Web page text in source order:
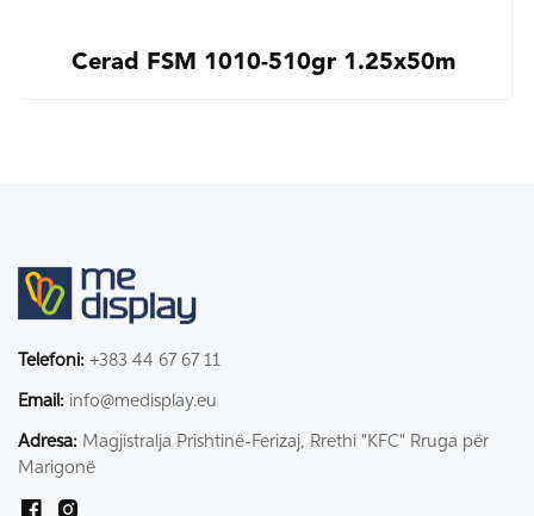
Cerad FSM 1010-510gr 1.25x50m
Telefoni: +383 44 67 67 11
Email: info@medisplay.eu
Adresa: Magjistralja Prishtinë-Ferizaj, Rrethi "KFC" Rruga për
Marigonë